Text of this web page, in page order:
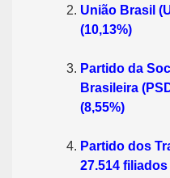
União Brasil
(10,13%)
Partido da
Brasileira
(8,55%)
Partido dos
27.514 filiados